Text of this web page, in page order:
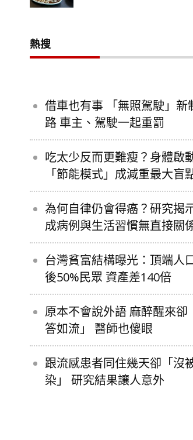
熱搜
借車也有事 「無照駕駛」新
路 車主、駕駛一起重罰
吃太少反而更難瘦？身體啟
「節能模式」成減重最大盲
為何自律仍會得癌？研究揭
成病例與生活習慣無直接關
台灣貧富結構曝光：頂端人
後50%民眾 資產差140倍
原本不會說外語 麻醉醒來卻
答如流」 醫師也傻眼
跟流感患者同住幾天卻「沒
染」 研究結果讓人意外